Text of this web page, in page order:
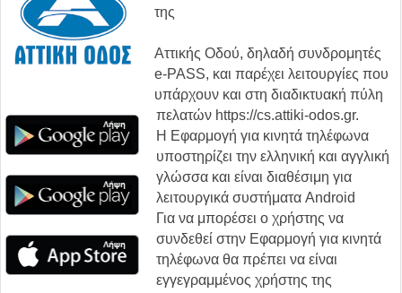
της
Αττικής Οδού, δηλαδή συνδρομητές
e-PASS, και παρέχει λειτουργίες που
υπάρχουν και στη διαδικτυακή πύλη
πελατών https://cs.attiki-odos.gr.
Η Εφαρμογή για κινητά τηλέφωνα
υποστηρίζει την ελληνική και αγγλική
γλώσσα και είναι διαθέσιμη για
λειτουργικά συστήματα Android
Για να μπορέσει ο χρήστης να
συνδεθεί στην Εφαρμογή για κινητά
τηλέφωνα θα πρέπει να είναι
εγγεγραμμένος χρήστης της